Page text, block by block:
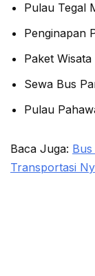
Pulau Tegal
Penginapan
Paket
Sewa Bus
Pulau
Baca Juga:
Transportasi